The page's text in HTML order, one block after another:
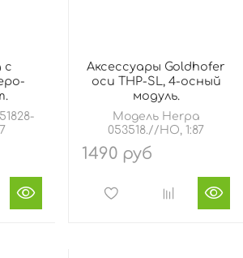
с
Аксессуары Goldhofer
оси THP-SL, 4-осный
модуль.
Модель Herpa
053518.//HO, 1:87
1490 руб